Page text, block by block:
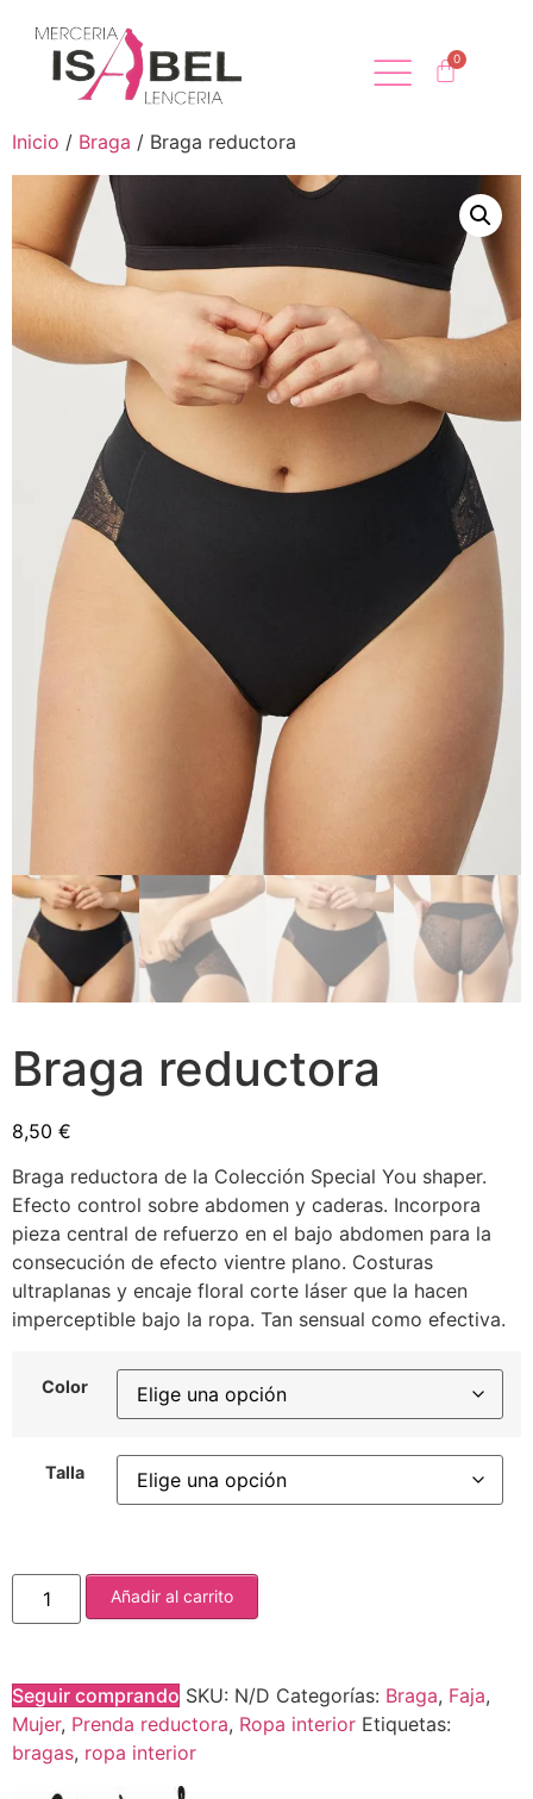
Inicio / Braga / Braga reductora
Braga reductora
8,50 €
Braga reductora de la Colección Special You shaper.
Efecto control sobre abdomen y caderas. Incorpora
pieza central de refuerzo en el bajo abdomen para la
consecución de efecto vientre plano. Costuras
ultraplanas y encaje floral corte láser que la hacen
imperceptible bajo la ropa. Tan sensual como efectiva.
Color
Talla
Añadir al carrito
Seguir comprando SKU: N/D Categorías: Braga, Faja,
Mujer, Prenda reductora, Ropa interior Etiquetas:
bragas, ropa interior